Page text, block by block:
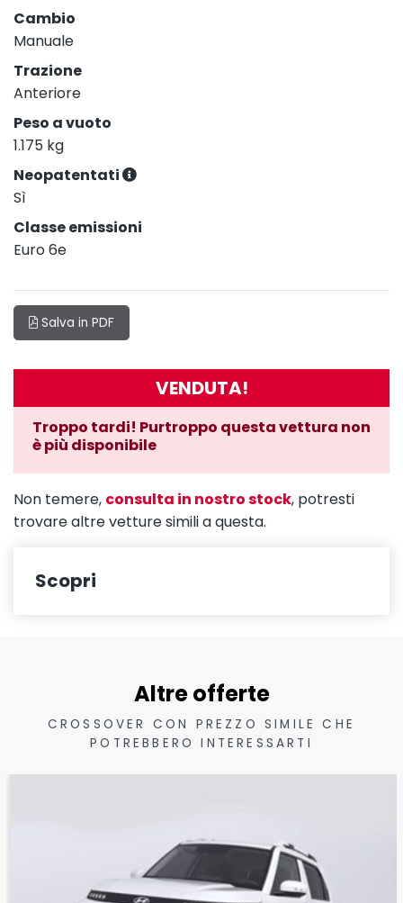
Cambio
Manuale
Trazione
Anteriore
Peso a vuoto
1.175 kg
Neopatentati
Sì
Classe emissioni
Euro 6e
Salva in PDF
VENDUTA!
Troppo tardi! Purtroppo questa vettura non
è più disponibile
Non temere, consulta in nostro stock, potresti
trovare altre vetture simili a questa.
Scopri
Altre offerte
CROSSOVER CON PREZZO SIMILE CHE
POTREBBERO INTERESSARTI